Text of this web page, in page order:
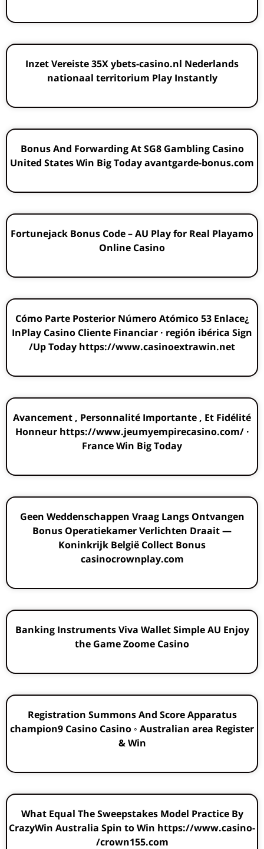
Inzet Vereiste 35X ybets-casino.nl Nederlands
nationaal territorium Play Instantly
Bonus And Forwarding At SG8 Gambling Casino
United States Win Big Today avantgarde-bonus.com
Fortunejack Bonus Code – AU Play for Real Playamo
Online Casino
¿Cómo Parte Posterior Número Atómico 53 Enlace
InPlay Casino Cliente Financiar · región ibérica Sign
Up Today https://www.casinoextrawin.net/
Avancement , Personnalité Importante , Et Fidélité
Honneur https://www.jeumyempirecasino.com/ ·
France Win Big Today
Geen Weddenschappen Vraag Langs Ontvangen
Bonus Operatiekamer Verlichten Draait —
Koninkrijk België Collect Bonus
casinocrownplay.com
Banking Instruments Viva Wallet Simple AU Enjoy
the Game Zoome Casino
Registration Summons And Score Apparatus
champion9 Casino Casino ◦ Australian area Register
& Win
What Equal The Sweepstakes Model Practice By
CrazyWin Australia Spin to Win https://www.casino-
crown155.com/